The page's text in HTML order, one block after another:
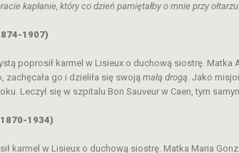
kapłanie, który co dzień pamiętałby o mnie przy ołtarzu
1907)
poprosił karmel w Lisieux o duchową siostrę. Matka
zachęcała go i dzieliła się swoją małą drogą. Jako
Leczył się w szpitalu Bon Sauveur w Caen, tym
1934)
karmel w Lisieux o duchową siostrę. Matka Maria